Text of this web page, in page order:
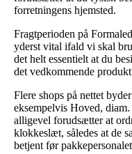
forretningens hjemsted.
Fragtperioden på
yderst vital ifald vi skal
det helt essentielt at du
det vedkommende
Flere shops på nettet
eksempelvis Hoved,
alligevel forudsætter at
klokkeslæt, således at de
betjent før